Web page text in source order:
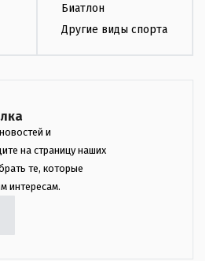
Биатлон
Другие виды спорта
и
на страницу наших
те, которые
интересам.